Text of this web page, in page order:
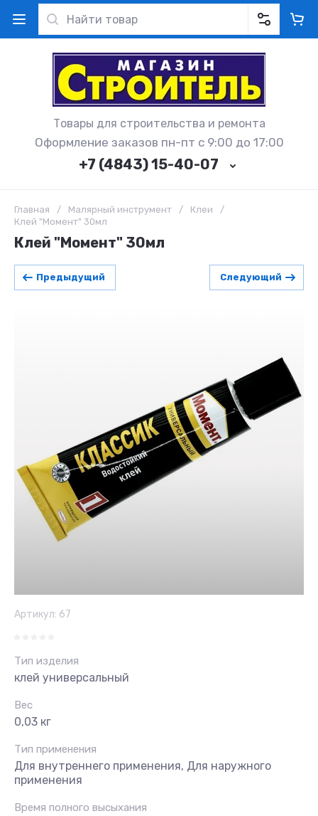
Товары для строительства и ремонта
Оформление заказов пн-пт с 9:00 до 17:00
+7 (4843) 15-40-07
Главная / Малярный инструмент / Клеи
/
Клей "Момент" 30мл
Клей "Момент" 30мл
Предыдущий Следующий
Артикул: 67
Тип изделия
клей универсальный
Вес
0,03 кг
Тип применения
Для внутреннего применения, Для наружного
применения
Время полного высыхания